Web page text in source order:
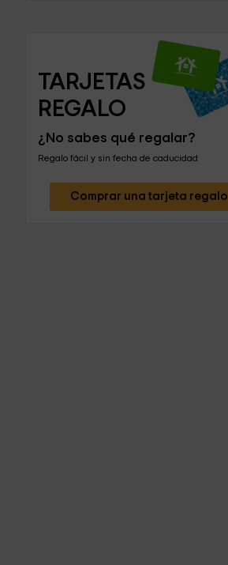
TARJETAS
REGALO
¿No sabes qué regalar?
Regalo fácil y sin fecha de caducidad
Comprar una tarjeta regalo